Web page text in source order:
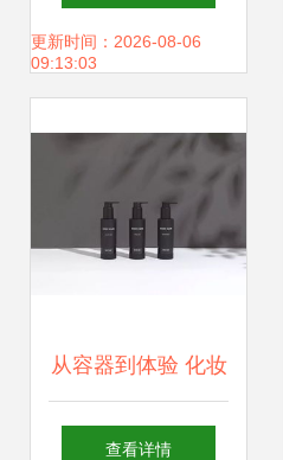
酒创意包装设计大
更新时间：2026-08-06
09:13:03
从容器到体验 化妆
品包装的系列创意
查看详情